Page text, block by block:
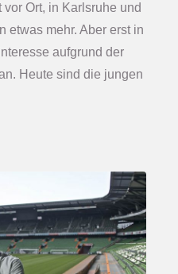
Ort, in Karlsruhe und
etwas mehr. Aber erst in
aufgrund der
Heute sind die jungen